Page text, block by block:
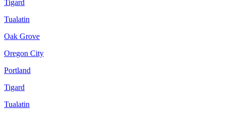
Tigard
Tualatin
Oak Grove
Oregon City
Portland
Tigard
Tualatin